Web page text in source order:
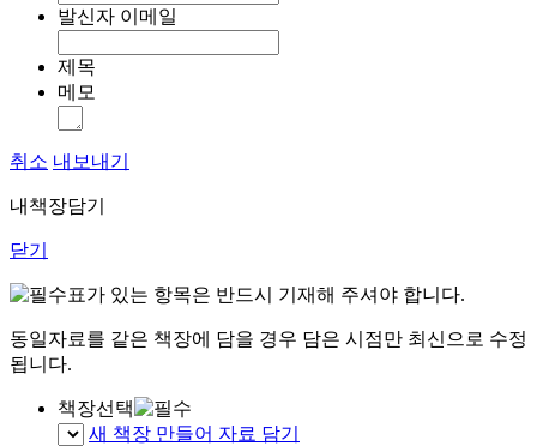
발신자 이메일
제목
메모
취소 내보내기
내책장담기
닫기
표가 있는 항목은 반드시 기재해 주셔야 합니다.
동일자료를 같은 책장에 담을 경우 담은 시점만 최신으로 수정
됩니다.
책장선택
새 책장 만들어 자료 담기